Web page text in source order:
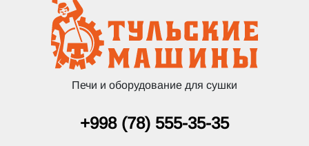
Печи и оборудование для сушки
+998 (78) 555-35-35